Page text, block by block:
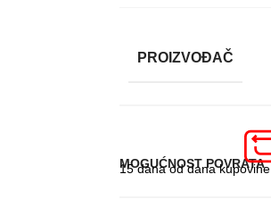
PROIZVOĐAČ
MOGUĆNOST POVRATA
15 dana od dana kupovine